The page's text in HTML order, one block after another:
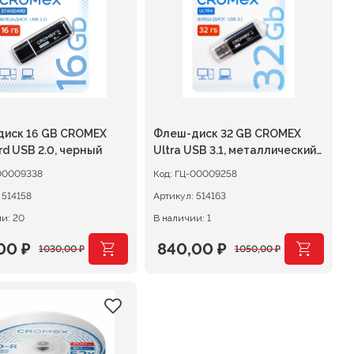
16 GB CROMEX
USB 2.0, черный
514158
20
1030,00₽
₽.
₽
₽.
Флеш-диск 32 GB CROMEX
Ultra USB 3.1, металлический
Код: ГЦ-00009258
Артикул: 514163
В наличии: 1
1050,00₽
Первоначальная
840,00 ₽
Текущая